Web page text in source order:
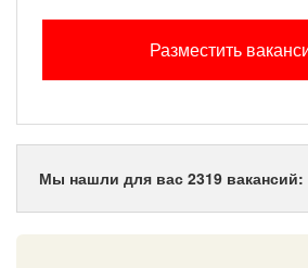
Разместить
Мы нашли для вас 2319 вакансий: